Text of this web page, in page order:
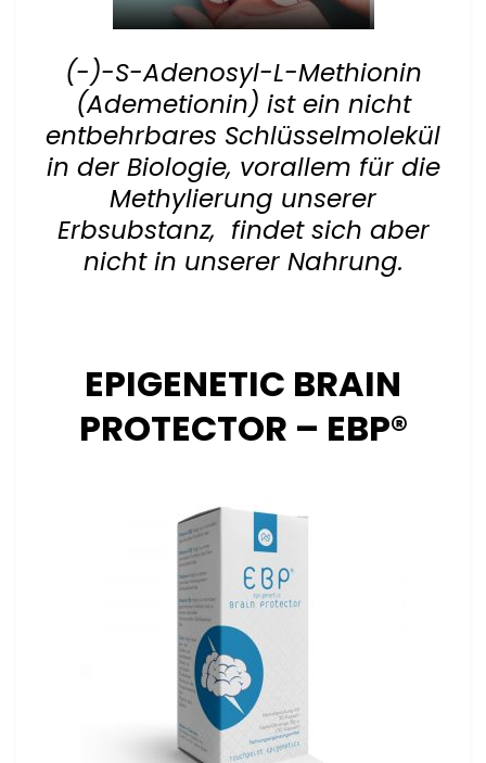
(-)-S-Adenosyl-L-Methionin
(Ademetionin) ist ein nicht
entbehrbares Schlüsselmolekül
in der Biologie, vorallem für die
Methylierung unserer
Erbsubstanz, findet sich aber
nicht in unserer Nahrung.
EPIGENETIC BRAIN
PROTECTOR – EBP®